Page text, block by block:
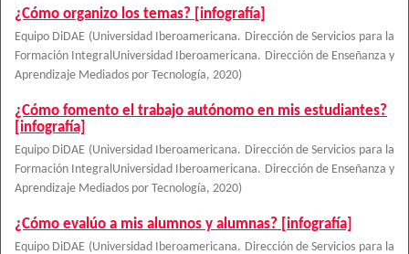
¿Cómo organizo los temas? [infografía]
Equipo DiDAE (Universidad Iberoamericana. Dirección de Servicios para la
Formación IntegralUniversidad Iberoamericana. Dirección de Enseñanza y
Aprendizaje Mediados por Tecnología, 2020)
¿Cómo fomento el trabajo autónomo en mis estudiantes?
[infografía]
Equipo DiDAE (Universidad Iberoamericana. Dirección de Servicios para la
Formación IntegralUniversidad Iberoamericana. Dirección de Enseñanza y
Aprendizaje Mediados por Tecnología, 2020)
¿Cómo evalúo a mis alumnos y alumnas? [infografía]
Equipo DiDAE (Universidad Iberoamericana. Dirección de Servicios para la